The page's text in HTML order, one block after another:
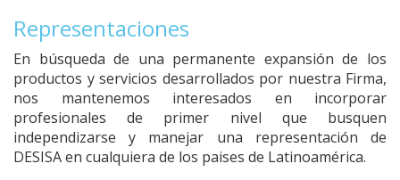
Representaciones
En búsqueda de una permanente expansión de los
productos y servicios desarrollados por nuestra Firma,
nos mantenemos interesados en incorporar
profesionales de primer nivel que busquen
independizarse y manejar una representación de
DESISA en cualquiera de los paises de Latinoamérica.